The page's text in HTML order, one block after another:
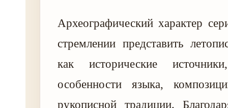
Археографический характер
стремлении представить
как исторические
особенности языка,
рукописной традиции.